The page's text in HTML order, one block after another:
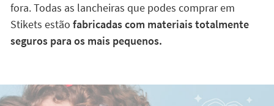
fora. Todas as lancheiras que podes comprar em
Stikets estão fabricadas com materiais totalmente
seguros para os mais pequenos.